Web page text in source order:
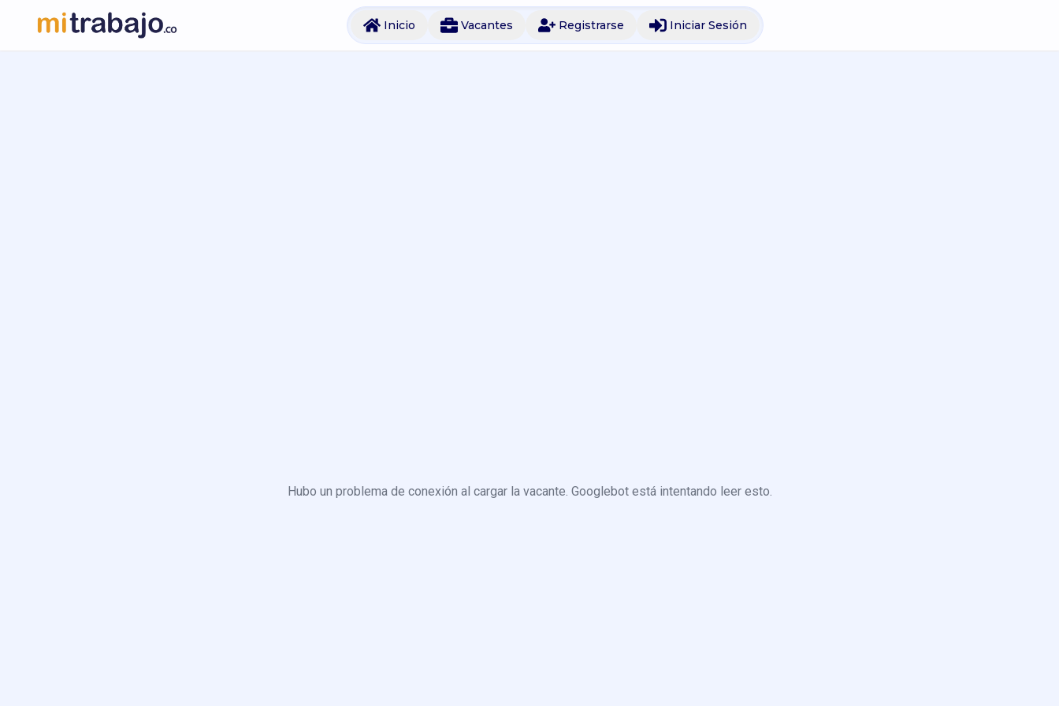
Inicio Vacantes Registrarse Iniciar Sesión
Hubo un problema de conexión al cargar la vacante. Googlebot está intentando leer esto.